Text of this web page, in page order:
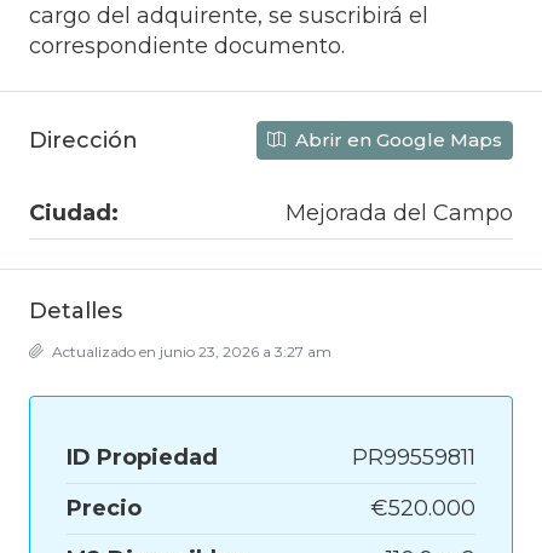
cargo del adquirente, se suscribirá el
correspondiente documento.
Dirección Abrir en Google Maps
Ciudad: Mejorada del Campo
Detalles
Actualizado en junio 23, 2026 a 3:27 am
ID Propiedad
PR99559811
Precio
€520.000